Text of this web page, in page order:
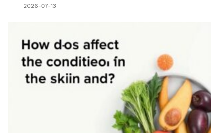
2026-07-13